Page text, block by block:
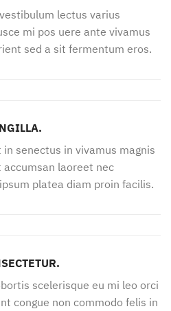
lectus varius
mi pos uere ante vivamus
sed a sit fermentum eros.
senectus in vivamus magnis
laoreet nec
platea diam proin facilis.
scelerisque eu mi leo orci
congue non commodo felis in